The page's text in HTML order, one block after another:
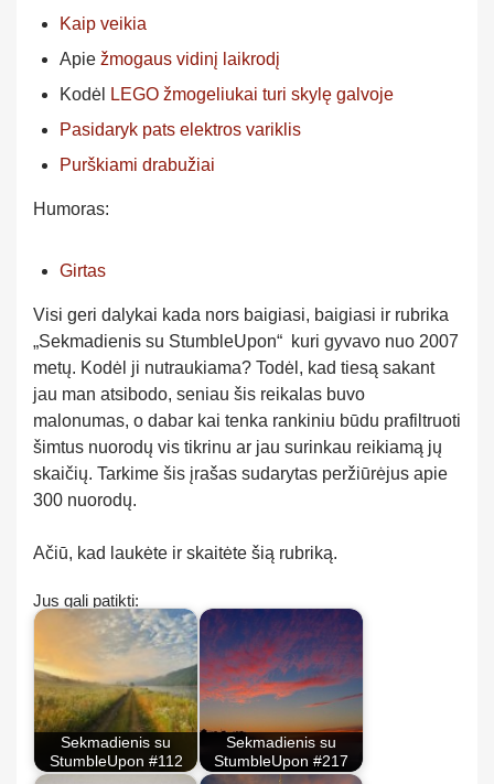
Kaip veikia
Apie žmogaus vidinį laikrodį
Kodėl
LEGO žmogeliukai turi skylę galvoje
Pasidaryk pats elektros variklis
Purškiami drabužiai
Humoras:
Girtas
Visi geri dalykai kada nors baigiasi, baigiasi ir rubrika
„Sekmadienis su StumbleUpon“ kuri gyvavo nuo 2007
metų. Kodėl ji nutraukiama? Todėl, kad tiesą sakant
jau man atsibodo, seniau šis reikalas buvo
malonumas, o dabar kai tenka rankiniu būdu prafiltruoti
šimtus nuorodų vis tikrinu ar jau surinkau reikiamą jų
skaičių. Tarkime šis įrašas sudarytas peržiūrėjus apie
300 nuorodų.
Ačiū, kad laukėte ir skaitėte šią rubriką.
Jus gali patikti:
Sekmadienis su
StumbleUpon #112
Sekmadienis su
StumbleUpon #217